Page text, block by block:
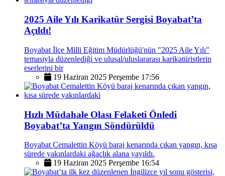
2025 Aile Yılı Karikatür Sergisi Boyabat’ta
Açıldı!
Boyabat İlçe Milli Eğitim Müdürlüğü'nün "2025 Aile Yılı"
temasıyla düzenlediği ve ulusal/uluslararası karikatüristlerin
eserlerini bir
19 Haziran 2025 Perşembe 17:56
Hızlı Müdahale Olası Felaketi Önledi
Boyabat’ta Yangın Söndürüldü
Boyabat Cemalettin Köyü baraj kenarında çıkan yangın, kısa
sürede yakınlardaki ağaçlık alana yayıldı.
19 Haziran 2025 Perşembe 16:54